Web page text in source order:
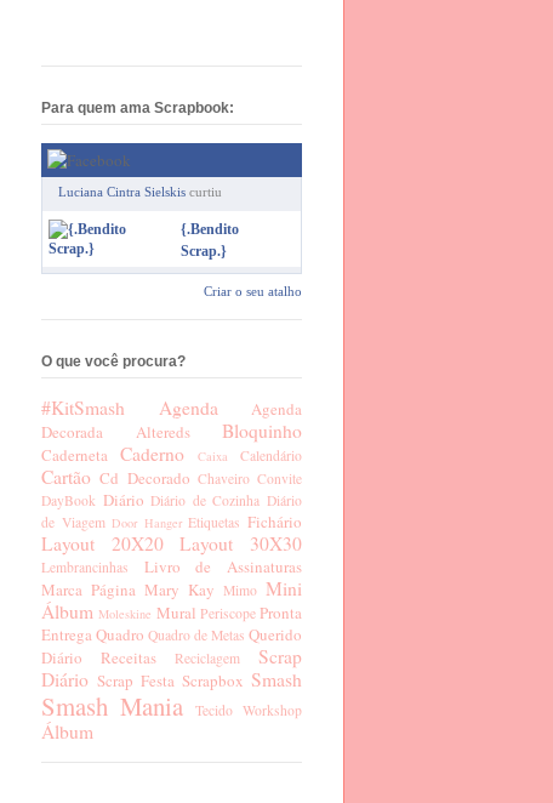
Para quem ama Scrapbook:
Luciana Cintra Sielskis curtiu
{.Bendito
Scrap.}
Criar o seu atalho
O que você procura?
#KitSmash Agenda
Agenda
Decorada
Altereds Bloquinho
Caderneta Caderno Caixa Calendário
Cartão Cd Decorado Chaveiro Convite
DayBook Diário Diário de Cozinha Diário
de Viagem Door Hanger Etiquetas Fichário
Layout 20X20 Layout 30X30
Lembrancinhas
Livro de Assinaturas
Marca Página Mary Kay Mimo Mini
Álbum Moleskine Mural Periscope Pronta
EntregaQuadro Quadro de Metas Querido
Diário
Receitas Reciclagem
Scrap
Diário Scrap Festa Scrapbox Smash
Smash Mania Tecido Workshop
Álbum